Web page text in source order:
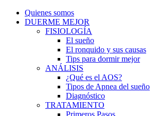
Quienes somos
DUERME MEJOR
FISIOLOGÍA
El sueño
El ronquido y sus causas
Tips para dormir mejor
ANÁLISIS
¿Qué es el AOS?
Tipos de Apnea del sueño
Diagnóstico
TRATAMIENTO
Primeros Pasos